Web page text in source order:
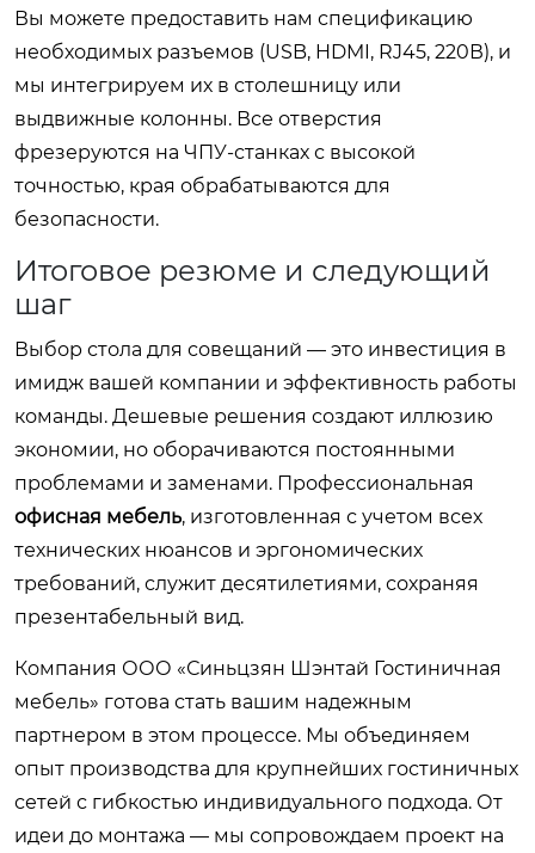
Вы можете предоставить нам спецификацию
необходимых разъемов (USB, HDMI, RJ45, 220В), и
мы интегрируем их в столешницу или
выдвижные колонны. Все отверстия
фрезеруются на ЧПУ-станках с высокой
точностью, края обрабатываются для
безопасности.
Итоговое резюме и следующий
шаг
Выбор стола для совещаний — это инвестиция в
имидж вашей компании и эффективность работы
команды. Дешевые решения создают иллюзию
экономии, но оборачиваются постоянными
проблемами и заменами. Профессиональная
офисная мебель, изготовленная с учетом всех
технических нюансов и эргономических
требований, служит десятилетиями, сохраняя
презентабельный вид.
Компания ООО «Синьцзян Шэнтай Гостиничная
мебель» готова стать вашим надежным
партнером в этом процессе. Мы объединяем
опыт производства для крупнейших гостиничных
сетей с гибкостью индивидуального подхода. От
идеи до монтажа — мы сопровождаем проект на